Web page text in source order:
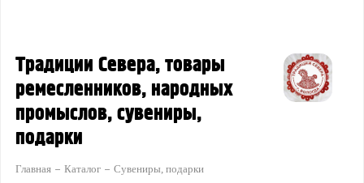
Традиции Севера, товары
ремесленников, народных
промыслов, сувениры,
подарки
Главная Каталог Сувениры, подарки